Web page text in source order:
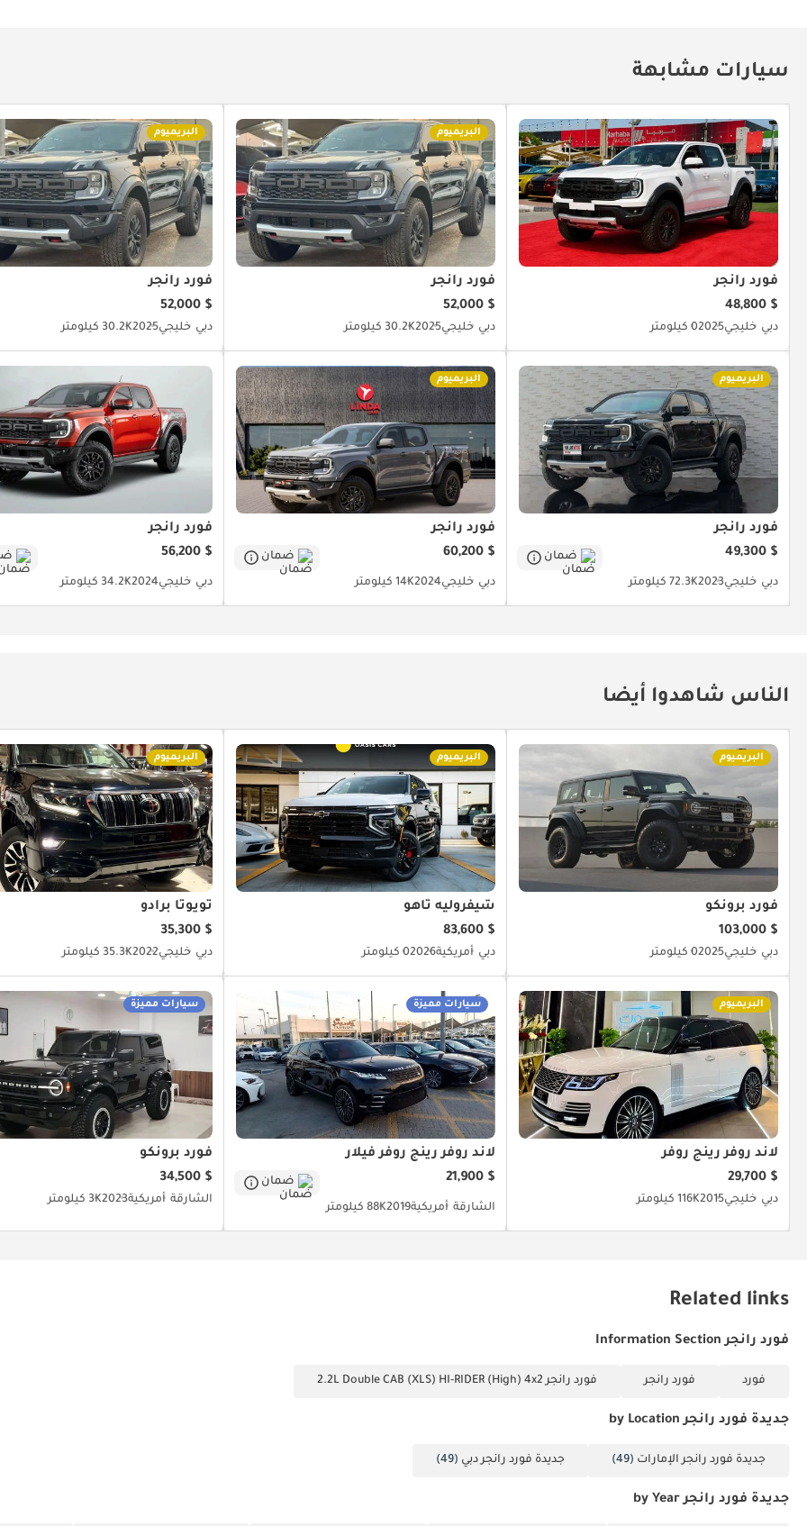
سيارات مشابهة
فورد رانجر
$ 48,800
دبي خليجي20250 كيلومتر
البريميوم
فورد رانجر
$ 52,000
دبي خليجي202530.2K كيلومتر
البريميوم
فورد رانجر
$ 52,000
دبي خليجي202530.2K كيلومتر
البريميوم
فورد رانجر
$ 49,300
ضمان
دبي خليجي202372.3K كيلومتر
البريميوم
فورد رانجر
$ 60,200
ضمان
دبي خليجي202414K كيلومتر
فورد رانجر
$ 56,200
دبي خليجي202434.2K كيلومتر
الناس شاهدوا أيضا
البريميوم
فورد برونكو
$ 103,000
دبي خليجي20250 كيلومتر
البريميوم
شيفروليه تاهو
$ 83,600
دبي أمريكية20260 كيلومتر
البريميوم
تويوتا برادو
$ 35,300
دبي خليجي202235.3K كيلومتر
البريميوم
لاند روفر رينج روفر
$ 29,700
دبي خليجي2015116K كيلومتر
سيارات مميزة
لاند روفر رينج روفر فيلار
$ 21,900
ضمان
الشارقة أمريكية201988K كيلومتر
سيارات مميزة
فورد برونكو
$ 34,500
الشارقة أمريكية20233K كيلومتر
Related links
فورد رانجر Information Section
فورد فورد رانجر فورد رانجر 2.2L Double CAB (XLS) HI-RIDER (High) 4x2
جديدة فورد رانجر by Location
جديدة فورد رانجر الإمارات (49) جديدة فورد رانجر دبي (49)
جديدة فورد رانجر by Year